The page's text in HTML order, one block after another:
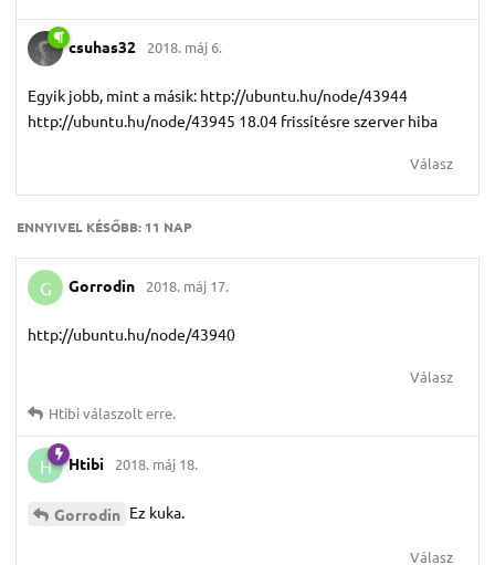
csuhas32 2018. máj 6.
Egyik jobb, mint a másik: http://ubuntu.hu/node/43944
http://ubuntu.hu/node/43945 18.04 frissítésre szerver hiba
Válasz
ENNYIVEL KÉSŐBB: 11 NAP
G Gorrodin 2018. máj 17.
http://ubuntu.hu/node/43940
Válasz
Htibiválaszolt erre.
H Htibi 2018. máj 18.
Gorrodin Ez kuka.
Válasz